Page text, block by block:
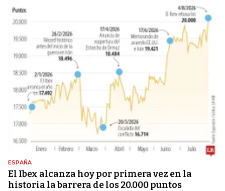
ESPAÑA
El Ibex alcanza hoy por primera vez en la
historia la barrera de los 20.000 puntos